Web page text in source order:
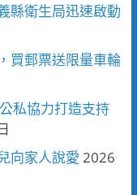
縣衛生局迅速啟動
買郵票送限量車輪
私協力打造支持
向家人說愛 2026